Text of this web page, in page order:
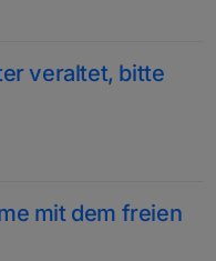
veraltet, bitte
mit dem freien